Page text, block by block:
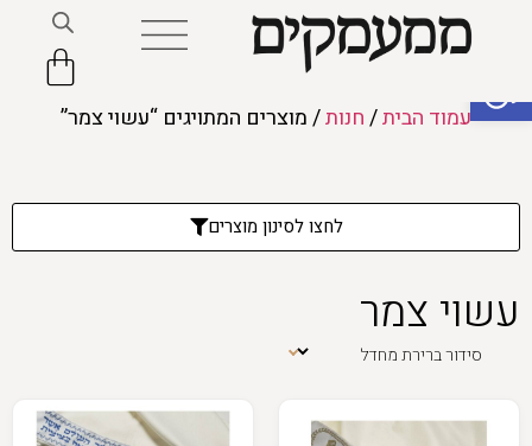
פתח סרגל נגישות
עמוד הבית/חנות/ מוצרים המתויגים “עשוי צמר”
לחצו לסינון מוצרים
עשוי צמר